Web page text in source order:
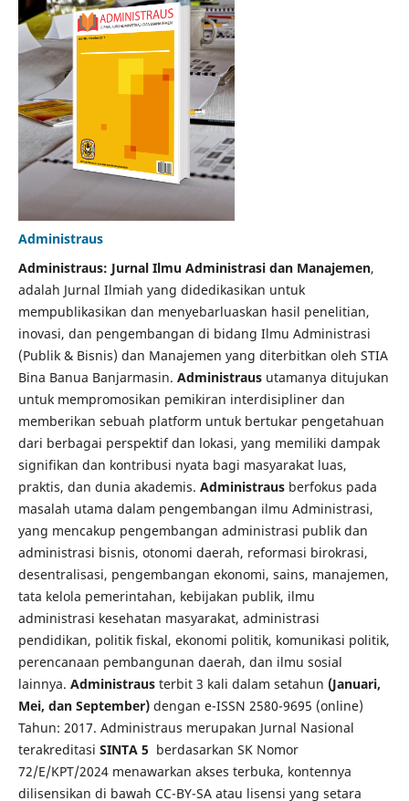
Administraus
Administraus: Jurnal Ilmu Administrasi dan Manajemen,
adalah Jurnal Ilmiah yang didedikasikan untuk
mempublikasikan dan menyebarluaskan hasil penelitian,
inovasi, dan pengembangan di bidang Ilmu Administrasi
(Publik & Bisnis) dan Manajemen yang diterbitkan oleh STIA
Bina Banua Banjarmasin. Administrausutamanya ditujukan
untuk mempromosikan pemikiran interdisipliner dan
memberikan sebuah platform untuk bertukar pengetahuan
dari berbagai perspektif dan lokasi, yang memiliki dampak
signifikan dan kontribusi nyata bagi masyarakat luas,
praktis, dan dunia akademis. Administrausberfokus pada
masalah utama dalam pengembangan ilmu Administrasi,
yang mencakup pengembangan administrasi publik dan
administrasi bisnis, otonomi daerah, reformasi birokrasi,
desentralisasi, pengembangan ekonomi, sains, manajemen,
tata kelola pemerintahan, kebijakan publik, ilmu
administrasi kesehatan masyarakat, administrasi
pendidikan, politik fiskal, ekonomi politik, komunikasi politik,
perencanaan pembangunan daerah, dan ilmu sosial
lainnya. Administrausterbit 3 kali dalam setahun (Januari,
Mei, dan September)dengan e-ISSN 2580-9695 (online)
Tahun: 2017. Administraus merupakan Jurnal Nasional
terakreditasi SINTA 5 berdasarkan SK Nomor
72/E/KPT/2024 menawarkan akses terbuka, kontennya
dilisensikan di bawah CC-BY-SA atau lisensi yang setara